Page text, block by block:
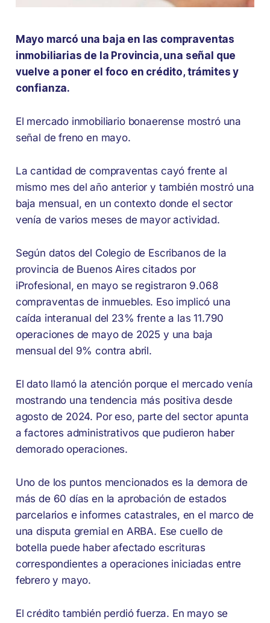
Mayo marcó una baja en las compraventas
inmobiliarias de la Provincia, una señal que
vuelve a poner el foco en crédito, trámites y
confianza.
El mercado inmobiliario bonaerense mostró una
señal de freno en mayo.
La cantidad de compraventas cayó frente al
mismo mes del año anterior y también mostró una
baja mensual, en un contexto donde el sector
venía de varios meses de mayor actividad.
Según datos del Colegio de Escribanos de la
provincia de Buenos Aires citados por
iProfesional, en mayo se registraron 9.068
compraventas de inmuebles. Eso implicó una
caída interanual del 23% frente a las 11.790
operaciones de mayo de 2025 y una baja
mensual del 9% contra abril.
El dato llamó la atención porque el mercado venía
mostrando una tendencia más positiva desde
agosto de 2024. Por eso, parte del sector apunta
a factores administrativos que pudieron haber
demorado operaciones.
Uno de los puntos mencionados es la demora de
más de 60 días en la aprobación de estados
parcelarios e informes catastrales, en el marco de
una disputa gremial en ARBA. Ese cuello de
botella puede haber afectado escrituras
correspondientes a operaciones iniciadas entre
febrero y mayo.
El crédito también perdió fuerza. En mayo se